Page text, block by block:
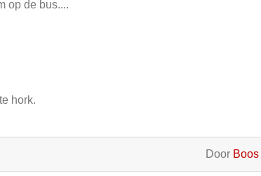
op de bus....
hork.
Door Boos